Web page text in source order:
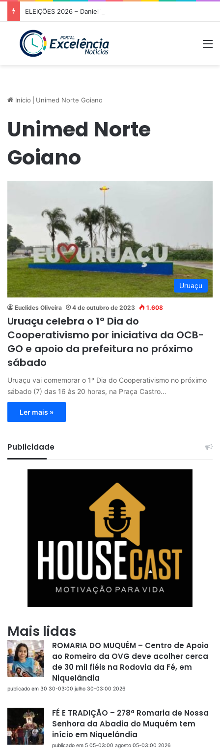
Início Unimed Norte Goiano
Unimed Norte
Goiano
Uruaçu
Euclides Oliveira 4 de outubro de 2023 1.608
Uruaçu celebra o 1º Dia do
Cooperativismo por iniciativa da OCB-
GO e apoio da prefeitura no próximo
sábado
Uruaçu vai comemorar o 1º Dia do Cooperativismo no próximo
sábado (7) das 16 às 20 horas, na Praça Castro…
Ler mais »
Publicidade
Mais lidas
ROMARIA DO MUQUÉM – Centro de Apoio
ao Romeiro da OVG deve acolher cerca
de 30 mil fiéis na Rodovia da Fé, em
Niquelândia
publicado em 30 30-03:00 julho 30-03:00 2026
FÉ E TRADIÇÃO – 278ª Romaria de Nossa
Senhora da Abadia do Muquém tem
início em Niquelândia
publicado em 5 05-03:00 agosto 05-03:00 2026